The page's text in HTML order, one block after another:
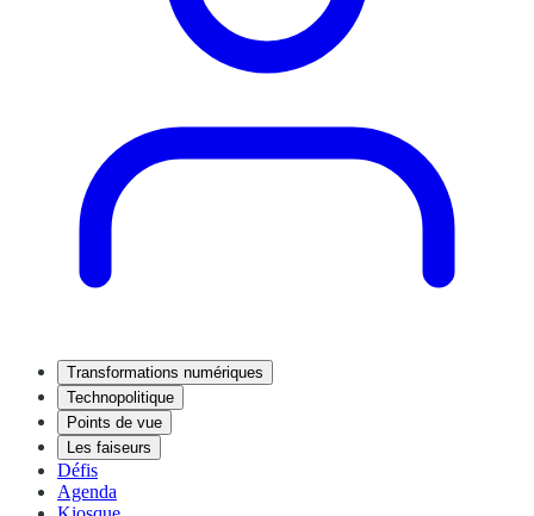
Transformations numériques
Technopolitique
Points de vue
Les faiseurs
Défis
Agenda